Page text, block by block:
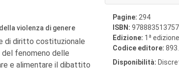
violenza di genere
di diritto costituzionale
fenomeno delle
e alimentare il dibattito
Pagine: 294
ISBN:
Edizione: 1 a
Codice editore:
Disponibilità: